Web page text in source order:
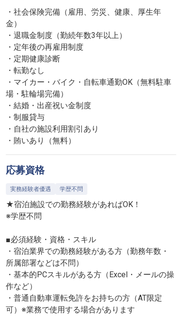
・社会保険完備（雇用、労災、健康、厚生年
金）
・退職金制度（勤続年数3年以上）
・定年後の再雇用制度
・定期健康診断
・転勤なし
・マイカー・バイク・自転車通勤OK（無料駐車
場・駐輪場完備）
・結婚・出産祝い金制度
・制服貸与
・自社の施設利用割引あり
・賄いあり（無料）
応募資格
実務経験者優遇 学歴不問
★宿泊施設での勤務経験があればOK！
※学歴不問
■必須経験・資格・スキル
・宿泊業界での勤務経験がある方（勤務年数・
所属部署などは不問）
・基本的PCスキルがある方（Excel・メールの操
作など）
・普通自動車運転免許をお持ちの方（AT限定
可）※業務で使用する場合があります